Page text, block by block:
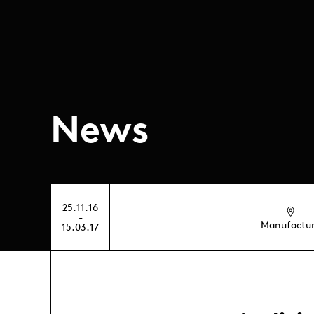
News
25.11.16
-
15.03.17